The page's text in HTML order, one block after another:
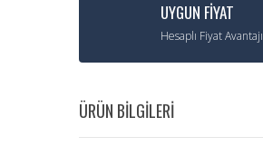
UYGUN FİYAT
Hesaplı Fiyat Avantajı
ÜRÜN BİLGİLERİ